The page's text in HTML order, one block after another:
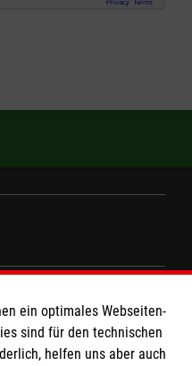
ein optimales Webseiten-
sind für den technischen
helfen uns aber auch